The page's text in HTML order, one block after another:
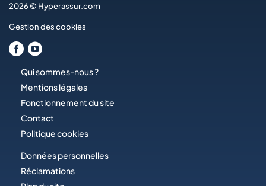
2026 © Hyperassur.com
Gestion des cookies
Qui sommes-nous ?
Mentions légales
Fonctionnement du site
Contact
Politique cookies
Données personnelles
Réclamations